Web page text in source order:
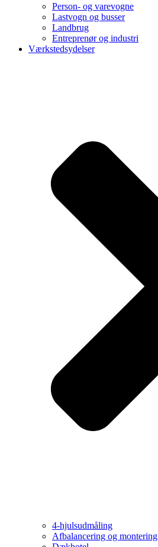
Person- og varevogne
Lastvogn og busser
Landbrug
Entreprenør og industri
Værkstedsydelser
4-hjulsudmåling
Afbalancering og montering